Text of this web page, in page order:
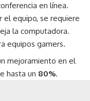
en línea.
equipo, se requiere
la computadora.
equipos gamers.
mejoramiento en el
hasta un 80%.